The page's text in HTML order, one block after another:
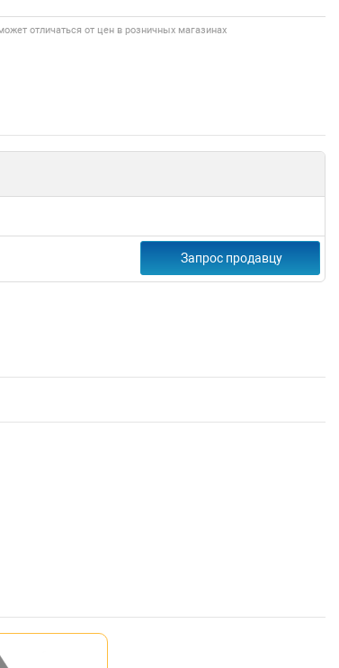
отличаться от цен в розничных магазинах
Запрос продавцу